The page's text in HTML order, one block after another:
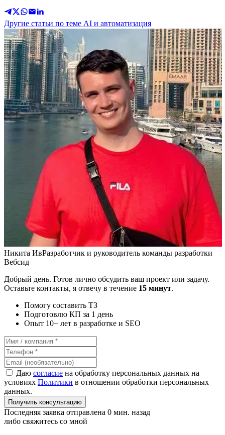
Другие статьи по теме AI и автоматизация
Никита ИвРазработчик и руководитель команды разработки
Вебсид
Добрый день. Готов лично обсудить ваш проект или задачу.
Оставьте контакты, я отвечу в течение 15 минут.
Помогу составить ТЗ
Подготовлю КП за 1 день
Опыт 10+ лет в разработке и SEO
Даю согласие на обработку персональных данных на
условиях Политики в отношении обработки персональных
данных.
Получить консультацию
Последняя заявка отправлена 0 мин. назад
либо свяжитесь со мной